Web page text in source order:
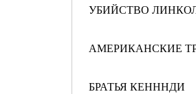
УБИЙСТВО
АМЕРИКАНСКИЕ
БРАТЬЯ КЕНННДИ